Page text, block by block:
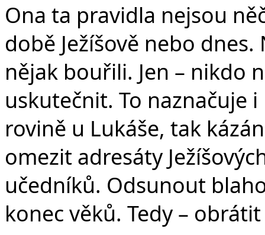
Ona ta pravidla nejsou
době Ježíšově nebo
nějak bouřili. Jen – nikdo
uskutečnit. To naznačuje
rovině u Lukáše, tak
omezit adresáty
učedníků. Odsunout
konec věků. Tedy –